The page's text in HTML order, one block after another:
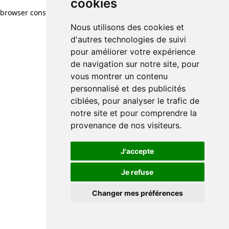
cookies
Nous utilisons des cookies et
d'autres technologies de suivi
pour améliorer votre expérience
de navigation sur notre site, pour
vous montrer un contenu
personnalisé et des publicités
ciblées, pour analyser le trafic de
notre site et pour comprendre la
provenance de nos visiteurs.
J'accepte
Je refuse
Changer mes préférences
browser console for more information)